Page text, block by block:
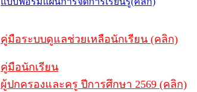
คู่มือระบบดูแลช่วยเหลือนักเรียน (คลิก)
คู่มือนักเรียน
ผู้ปกครองและครู ปีการศึกษา 2569 (คลิก)